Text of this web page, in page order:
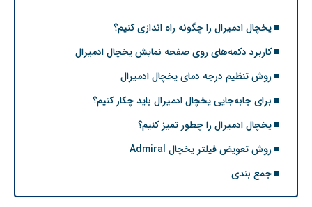
یخچال ادمیرال را چگونه راه اندازی کنیم؟
کاربرد دکمه‌های روی صفحه نمایش یخچال ادمیرال
روش تنظیم درجه دمای یخچال ادمیرال
برای جا‌به‌جایی یخچال ادمیرال باید چکار کنیم؟
یخچال ادمیرال را چطور تمیز کنیم؟
روش تعویض فیلتر یخچال Admiral
جمع بندی